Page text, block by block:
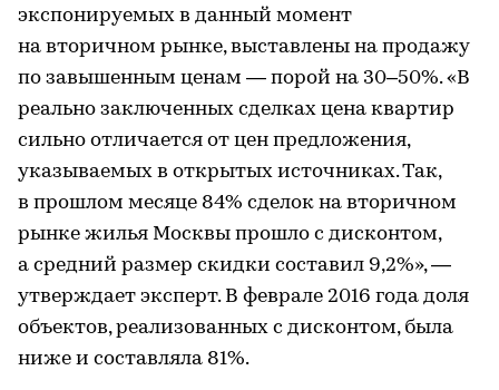
экспонируемых в данный момент
на вторичном рынке, выставлены на продажу
по завышенным ценам — порой на 30–50%. «В
реально заключенных сделках цена квартир
сильно отличается от цен предложения,
указываемых в открытых источниках. Так,
в прошлом месяце 84% сделок на вторичном
рынке жилья Москвы прошло с дисконтом,
а средний размер скидки составил 9,2%», —
утверждает эксперт. В феврале 2016 года доля
объектов, реализованных с дисконтом, была
ниже и составляла 81%.